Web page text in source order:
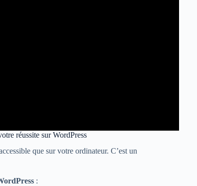
réussite sur WordPress
que sur votre ordinateur. C’est un
: